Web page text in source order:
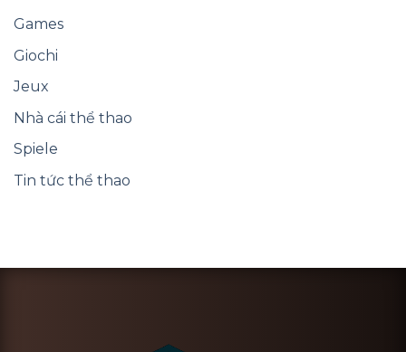
Games
Giochi
Jeux
Nhà cái thể thao
Spiele
Tin tức thể thao